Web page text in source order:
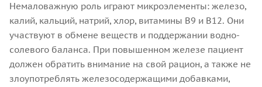
Немаловажную роль играют микроэлементы: железо,
калий, кальций, натрий, хлор, витамины В9 и В12. Они
участвуют в обмене веществ и поддержании водно-
солевого баланса. При повышенном железе пациент
должен обратить внимание на свой рацион, а также не
злоупотреблять железосодержащими добавками,